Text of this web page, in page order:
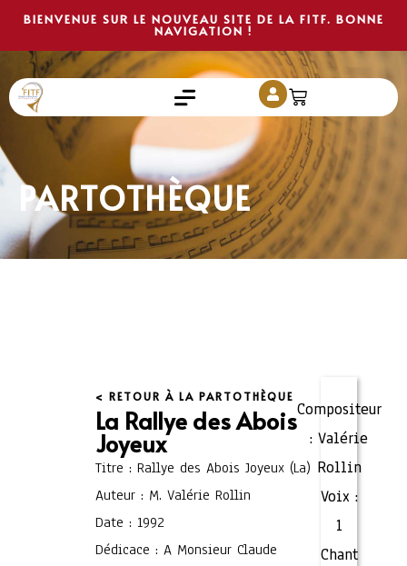
BIENVENUE SUR LE NOUVEAU SITE DE LA FITF. BONNE
NAVIGATION !
PARTOTHÈQUE
< RETOUR À LA PARTOTHÈQUE
La Rallye des Abois
Joyeux
Titre : Rallye des Abois Joyeux (La)
Auteur : M. Valérie Rollin
Date : 1992
Dédicace : A Monsieur Claude
Compositeur
: Valérie
Rollin
Voix :
1
Chant